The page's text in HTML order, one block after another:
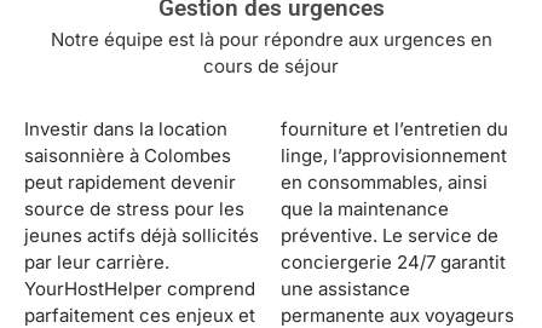
Gestion des urgences
Notre équipe est là pour répondre aux urgences en
cours de séjour
Investir dans la location
saisonnière à Colombes
peut rapidement devenir
source de stress pour les
jeunes actifs déjà sollicités
par leur carrière.
YourHostHelper comprend
parfaitement ces enjeux et
fourniture et l’entretien du
linge, l’approvisionnement
en consommables, ainsi
que la maintenance
préventive. Le service de
conciergerie 24/7 garantit
une assistance
permanente aux voyageurs